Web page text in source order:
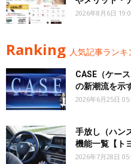
2026年8月6日
Ranking 人気記事ランキ
CASE（ケー
の新潮流を示
2026年6月25日
手放し（ハン
機能一覧【ト
2026年7月28日